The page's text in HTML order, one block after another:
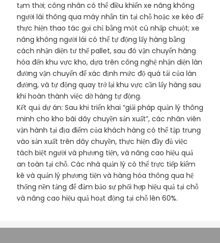
tạm thời; công nhân có thể điều khiển xe nâng không
người lái thông qua máy nhắn tin tại chỗ hoặc xe kéo để
thực hiện thao tác gọi chỉ bằng một cú nhấp chuột; xe
nâng không người lái có thể tự động lấy hàng bằng
cách nhận diện tư thế pallet, sau đó vận chuyển hàng
hóa đến khu vực kho, dựa trên công nghệ nhận diện làn
đường vận chuyển để xác định mức độ quá tải của làn
đường, và tự động quay trở lại khu vực cần lấy hàng sau
khi hoàn thành việc dỡ hàng tự động.
Kết quả dự án: Sau khi triển khai “giải pháp quản lý thông
minh cho kho bãi dây chuyền sản xuất”, các nhân viên
vận hành tại địa điểm của khách hàng có thể tập trung
vào sản xuất trên dây chuyền, thực hiện đầy đủ việc
tách biệt người và phương tiện, và nâng cao hiệu quả
an toàn tại chỗ. Các nhà quản lý có thể trực tiếp kiểm
kê và quản lý phương tiện và hàng hóa thông qua hệ
thống nền tảng để đảm bảo sự phối hợp hiệu quả tại chỗ
và nâng cao hiệu quả hoạt động tại chỗ lên 60%.